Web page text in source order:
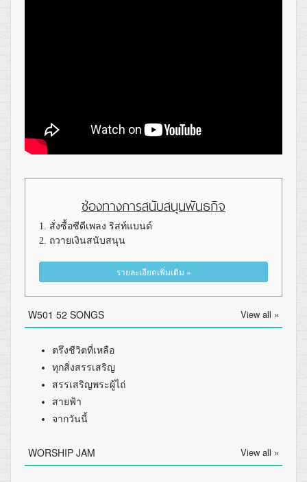
ช่องทางการสนับสนุนพันธกิจ
1. สั่งซื้อซีดีเพลง ริสท์แบนด์
2. ถวายเงินสนับสนุน
รายละเอียดเพิ่มเติม »
W501 52 SONGS View all »
ตรึงชีวิตที่เหลือ
ทุกสิ่งสรรเสริญ
สรรเสริญพระผู้ไถ่
สายฟ้า
จากวันนี้
WORSHIP JAM View all »